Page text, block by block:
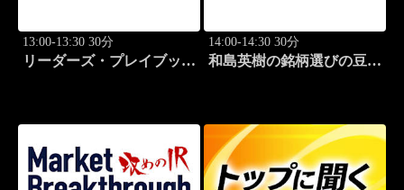
13:00-13:30 30分
リーダーズ・プレイブック
14:00-14:30 30分
和島英樹の銘柄選びの豆知